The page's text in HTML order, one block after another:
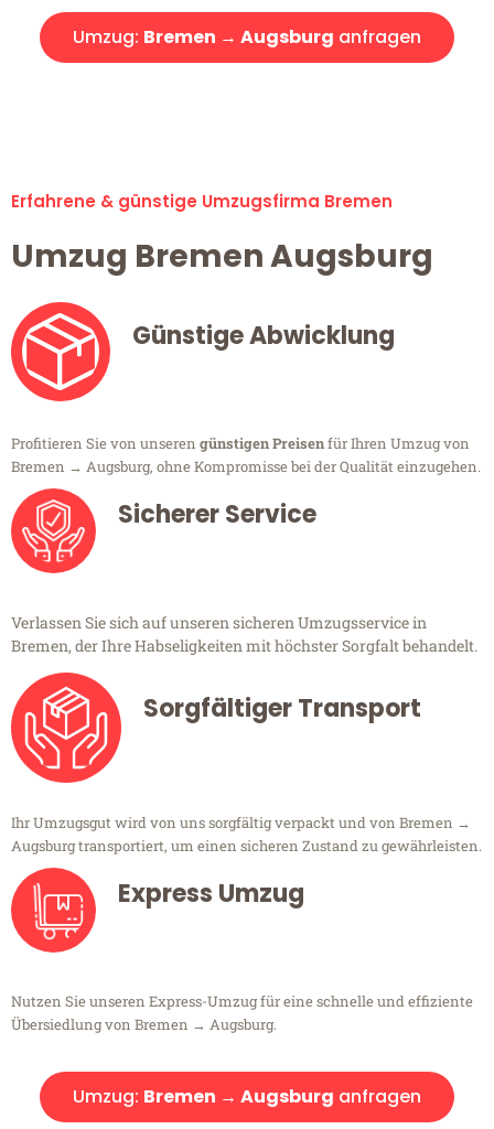
Umzug: Bremen → Augsburg anfragen
Erfahrene & günstige Umzugsfirma Bremen
Umzug Bremen Augsburg
Günstige Abwicklung
Profitieren Sie von unseren günstigen Preisenfür Ihren Umzug von
Bremen → Augsburg, ohne Kompromisse bei der Qualität einzugehen.
Sicherer Service
Verlassen Sie sich auf unseren sicheren Umzugsservice in
Bremen, der Ihre Habseligkeiten mit höchster Sorgfalt behandelt.
Sorgfältiger Transport
Ihr Umzugsgut wird von uns sorgfältig verpackt und von Bremen →
Augsburg transportiert, um einen sicheren Zustand zu gewährleisten.
Express Umzug
Nutzen Sie unseren Express-Umzug für eine schnelle und effiziente
Übersiedlung von Bremen → Augsburg.
Umzug: Bremen → Augsburg anfragen